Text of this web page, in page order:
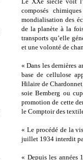
composés
mondialisation des
de la planète à la
transports qu’elle
et une volonté de
« Dans les dernières
base de cellulose
Hilaire de
soie Bemberg ou
promotion de cette
le Comptoir des
« Le procédé de la
juillet 1934 interdit
« Depuis les années